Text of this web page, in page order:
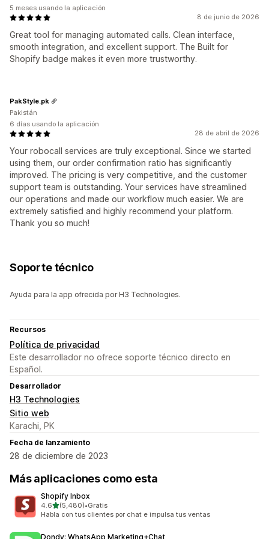
8 de junio de 2026
Great tool for managing automated calls. Clean interface,
smooth integration, and excellent support. The Built for
Shopify badge makes it even more trustworthy.
5 meses usando la aplicación
28 de abril de 2026
Your robocall services are truly exceptional. Since we started
using them, our order confirmation ratio has significantly
improved. The pricing is very competitive, and the customer
support team is outstanding. Your services have streamlined
our operations and made our workflow much easier. We are
extremely satisfied and highly recommend your platform.
Thank you so much!
PakStyle.pk
Pakistán
6 días usando la aplicación
Soporte técnico
Ayuda para la app ofrecida por H3 Technologies.
Recursos
Política de privacidad
Este desarrollador no ofrece soporte técnico directo en
Español.
Desarrollador
H3 Technologies
Sitio web
Karachi, PK
Fecha de lanzamiento
28 de diciembre de 2023
Más aplicaciones como esta
Shopify Inbox
4.6de 5 estrellas
(5,480)
5480 reseñas en total
•Gratis
Habla con tus clientes por chat e impulsa tus ventas
Dondy: WhatsApp Marketing+Chat